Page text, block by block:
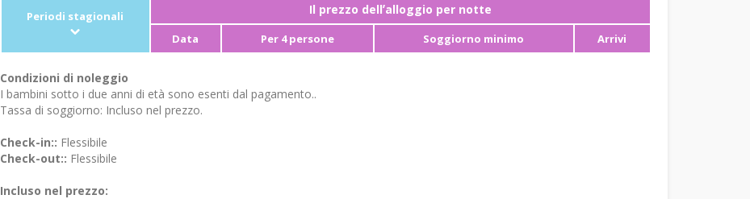
Periodi stagionali Il prezzo dellʼalloggio per notte
Data Per 4 persone Soggiorno minimo Arrivi
Condizioni di noleggio
I bambini sotto i due anni di età sono esenti dal pagamento..
Tassa di soggiorno: Incluso nel prezzo.
Check-in:: Flessibile
Check-out:: Flessibile
Incluso nel prezzo: